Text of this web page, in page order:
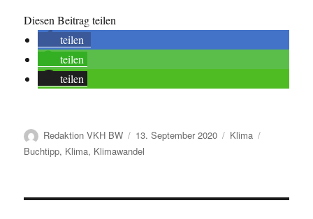
Diesen Beitrag teilen
teilen
teilen
teilen
Autor
Redaktion VKH BW
Veröffentlicht
am
13. September 2020 Kategorien
Klima
Buchtipp, Klima, Klimawandel